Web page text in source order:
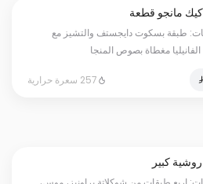
مانجو قطعة
طبقة بسكوت دايجستف والتشيز مع
مغطاة بصوص المنجا
257 سعرة حرارية
كبير